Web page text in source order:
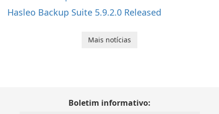
Hasleo Backup Suite 5.9.2.0 Released
Mais notícias
Boletim informativo: